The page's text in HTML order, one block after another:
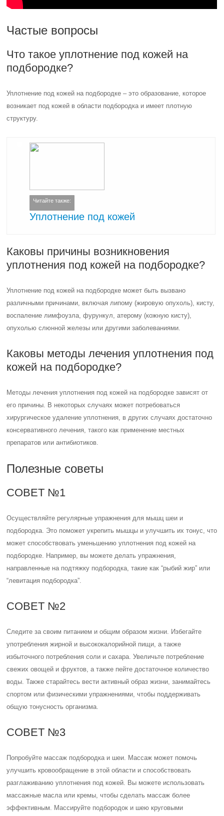
Частые вопросы
Что такое уплотнение под кожей на
подбородке?
Уплотнение под кожей на подбородке – это образование, которое
возникает под кожей в области подбородка и имеет плотную
структуру.
Читайте также:
Уплотнение под кожей
Каковы причины возникновения
уплотнения под кожей на подбородке?
Уплотнение под кожей на подбородке может быть вызвано
различными причинами, включая липому (жировую опухоль), кисту,
воспаление лимфоузла, фурункул, атерому (кожную кисту),
опухолью слюнной железы или другими заболеваниями.
Каковы методы лечения уплотнения под
кожей на подбородке?
Методы лечения уплотнения под кожей на подбородке зависят от
его причины. В некоторых случаях может потребоваться
хирургическое удаление уплотнения, в других случаях достаточно
консервативного лечения, такого как применение местных
препаратов или антибиотиков.
Полезные советы
СОВЕТ №1
Осуществляйте регулярные упражнения для мышц шеи и
подбородка. Это поможет укрепить мышцы и улучшить их тонус, что
может способствовать уменьшению уплотнения под кожей на
подбородке. Например, вы можете делать упражнения,
направленные на подтяжку подбородка, такие как “рыбий жир” или
“левитация подбородка”.
СОВЕТ №2
Следите за своим питанием и общим образом жизни. Избегайте
употребления жирной и высококалорийной пищи, а также
избыточного потребления соли и сахара. Увеличьте потребление
свежих овощей и фруктов, а также пейте достаточное количество
воды. Также старайтесь вести активный образ жизни, занимайтесь
спортом или физическими упражнениями, чтобы поддерживать
общую тонусность организма.
СОВЕТ №3
Попробуйте массаж подбородка и шеи. Массаж может помочь
улучшить кровообращение в этой области и способствовать
разглаживанию уплотнения под кожей. Вы можете использовать
массажные масла или кремы, чтобы сделать массаж более
эффективным. Массируйте подбородок и шею круговыми